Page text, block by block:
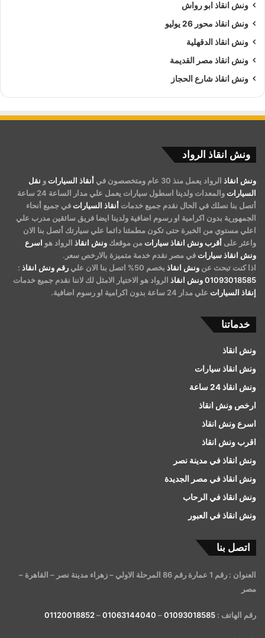
ونش انقاذ ابو رواش
ونش انقاذ محور 26 يوليو
ونش انقاذ الدقهلية
ونش انقاذ مصر القديمة
ونش انقاذ شارع الحجاز
ونش انقاذ الرواد
ونش انقاذ الرواد يعمل منذ 30 عام ومتخصصون في أنقاذ السيارات و نقل
السيارات
والمعدات ولدينا اسطول سيارات يعمل علي مدار الساعة 24 ساعة
أتصل بنا نصلك في الحال نقدم جميع خدمات أنقاذ السيارات في جميع أنحاء
الجمهورية بدون اكرامية او رسوم اضافية ولدينا ايضا فريق سائقين مدرب علي
اعلي مستوي من الخبرة حتى تكون مطمئنا دائما علي سيارتك أتصل بنا الان
واعثر على أقرب ونش انقاذ سيارات من موقعك ونش انقاذ الرواد هو اسرع
ونش انقاذ سيارات في مصر نقدم خدمة متميزة بالارخص سعر.
اذا كنت تبحث عن ونش انقاذ بخصم 50% اتصل بنا الان علي رقم ونش انقاذ :
01093018585ونش انقاذ الرواد هو الاختيار الامثل لك لاننا نقدم جميع خدمات
إنقاذ السيارات علي مدار 24 ساعة بدون اكرامية او رسوم اضافية.
خدماتنا
ونش انقاذ
ونش انقاذ سيارات
ونش انقاذ 24 ساعة
ارخص ونش انقاذ
اسرع ونش انقاذ
اقرب ونش انقاذ
ونش انقاذ في مدينة نصر
ونش انقاذ في مصر الجديدة
ونش انقاذ في الرحاب
ونش انقاذ في العبور
اتصل بنا
العنوان : رقم 1 عمارة رقم 86 المرحلة الاولي – زهراء مدينة نصر – القاهرة –
مصر
رقم الهاتف : 01093018585
–
01063144040
–
01120018852